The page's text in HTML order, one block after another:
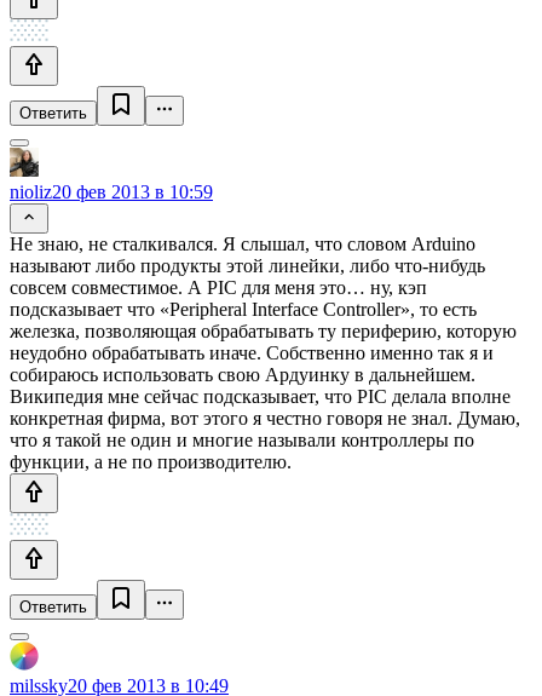
Ответить
nioliz20 фев 2013 в 10:59
Не знаю, не сталкивался. Я слышал, что словом Arduino
называют либо продукты этой линейки, либо что-нибудь
совсем совместимое. А PIC для меня это… ну, кэп
подсказывает что «Peripheral Interface Controller», то есть
железка, позволяющая обрабатывать ту периферию, которую
неудобно обрабатывать иначе. Собственно именно так я и
собираюсь использовать свою Ардуинку в дальнейшем.
Википедия мне сейчас подсказывает, что PIC делала вполне
конкретная фирма, вот этого я честно говоря не знал. Думаю,
что я такой не один и многие называли контроллеры по
функции, а не по производителю.
Ответить
milssky20 фев 2013 в 10:49